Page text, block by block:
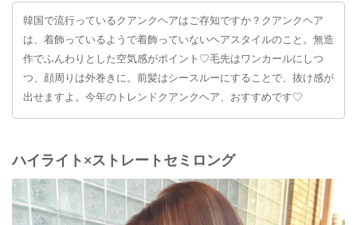
韓国で流行っているクアンクヘアはご存知ですか？クアンクヘア
は、着飾っているようで着飾っていないヘアスタイルのこと。無造
作でふんわりとした空気感がポイント♡毛先はワンカールにしつ
つ、顔周りは外巻きに。前髪はシースルーにすることで、抜け感が
出せますよ。今年のトレンドクアンクヘア、おすすめです♡
ハイライト×ストレートセミロング